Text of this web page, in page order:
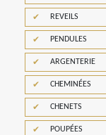
REVEILS
PENDULES
ARGENTERIE
CHEMINÉES
CHENETS
POUPÉES